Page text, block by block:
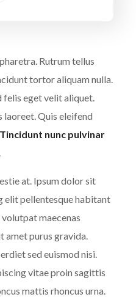
Rutrum tellus
tortor aliquam nulla.
felis eget velit aliquet.
laoreet. Quis eleifend
Tincidunt nunc pulvinar
at. Ipsum dolor sit
elit pellentesque habitant
maecenas
amet purus gravida.
sed euismod nisi.
vitae proin sagittis
mattis rhoncus urna.